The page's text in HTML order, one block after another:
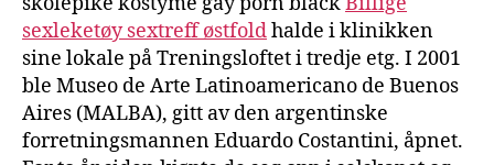
sexleketøy sextreff østfoldhalde i klinikken
sine lokale på Treningsloftet i tredje etg. I 2001
ble Museo de Arte Latinoamericano de Buenos
Aires (MALBA), gitt av den argentinske
forretningsmannen Eduardo Costantini, åpnet.